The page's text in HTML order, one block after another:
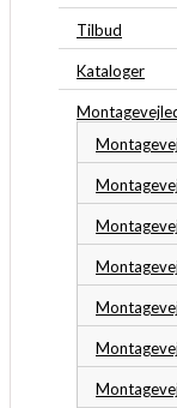
Tilbud
Kataloger